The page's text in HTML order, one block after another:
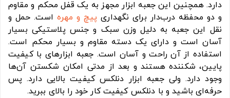
دارد. همچنین این جعبه ابزار مجهز به یک قفل محکم و مقاوم
و دو محفظه درب‌دار برای نگهداری پیچ و مهره است. حمل و
نقل این جعبه به دلیل وزن سبک و جنس پلاستیکی بسیار
آسان است و دارای یک دسته مقاوم و بسیار محکم است.
استفاده از آن راحت و آسان است. جعبه‌ ابزارهای با کیفیت
پایین، شکننده هستند و بعد از مدتی امکان شکستن آن‌ها
وجود دارد. ولی جعبه ابزار دنلکس کیفیت بالایی دارد. پس
حرفه‌ای باشید و با دنلکس کیفیت کار خود را بالای ببرید.